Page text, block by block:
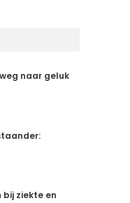
weg naar geluk
bij ziekte en